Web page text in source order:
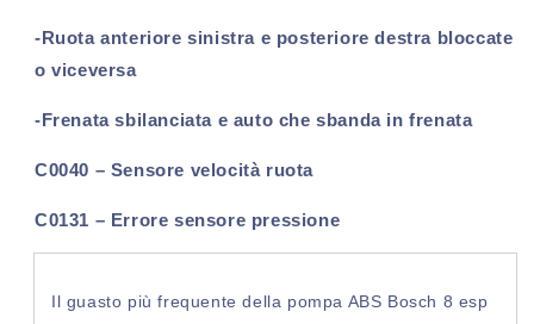
-Ruota anteriore sinistra e posteriore destra bloccate
o viceversa
-Frenata sbilanciata e auto che sbanda in frenata
C0040 – Sensore velocità ruota
C0131 – Errore sensore pressione
Il guasto più frequente della pompa ABS Bosch 8 esp